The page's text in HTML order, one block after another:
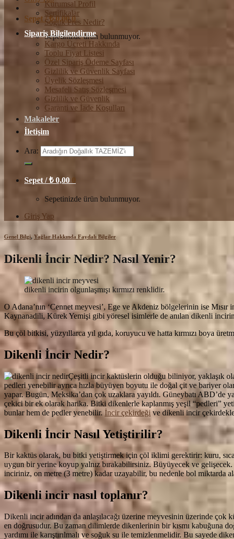
Sepet /₺0,00 0
Sepetinizde ürün bulunmuyor.
Kurumsal Profil
Sertifikalar
Soğuk Pres Nedir?
Sipariş Bilgilendirme
Kargo Ücreti Hakkında
Toplu Fiyat Listesi
Özel Sipariş Ödeme Sayfası
Gizlilik ve Güvenlik Sayfası
Üyelik Sözleşmesi
Mesafeli Satış Sözleşmesi
Gizlilik ve Güvenlik
Garanti ve İade Koşulları
Makaleler
İletişim
Ara:
Sepet /₺0,00 0
Sepetinizde ürün bulunmuyor.
Giriş Yap
Genel Bilgi, Yağlar Hakkında Faydalı Bilgiler
Dikenli İncir Nedir? Nasıl Yenir?
dikenli incirin olgunlaşmışı kırmızı renklidir.
O Adana’nın ‘Cennet meyvesi’, Ege ve Akdeniz bölgelerinin ise
Kaynanadili, Kürek Yemişi gibi yöresel isimlerle de anılan dikenli
Bu çöl bitkisi, yüzyıllarca yıl gıda, koruyucu ve hatta kırmızı boya
Dikenli İncir Nedir?
Çeşitli incir kaktüslerin olduğu biliniyor, yaklaşık
pedleri yenebilir ayrıca hızla büyüyen boyutu ile doğal çit ve bariyer
yapar. Bugün, Meksika’dan çok uzaklara yayıldı. Güneybatı ABD’de
çekici bir ek olarak harika. Bitki dikenlerle kaplanmış yeşil “pedleri”
bunlar hem de pedler yenebilir. İncir çekirdeği ve dikenli incir
Dikenli İncir Nasıl Yetiştirilir?
Bir kaktüs olarak, bu bitki yetiştirmek için çöl iklimi gerektirir: kuru,
uygun bir yerine koyup yalnız bırakabilirsiniz. Büyüyecek ve
inciriniz, on metre (3 metre) kadar uzayabilir, bu nedenle bol miktarda
Dikenli incir nasıl toplanır?
Dikenli incir adından da anlaşılacağı üzerine meyvesinin üzerinde
en doğrusudur. Bu zaman dilimlerde dikenlerinin bir kısmı kabuğuna
yardımı ile karıştırılmalı ve soğuk su ile temizlenmelidir. Bu sayede